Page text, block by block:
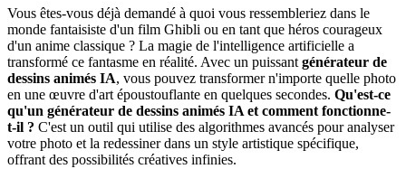
Vous êtes-vous déjà demandé à quoi vous ressembleriez dans le
monde fantaisiste d'un film Ghibli ou en tant que héros courageux
d'un anime classique ? La magie de l'intelligence artificielle a
transformé ce fantasme en réalité. Avec un puissantgénérateur de
dessins animés IA, vous pouvez transformer n'importe quelle photo
en une œuvre d'art époustouflante en quelques secondes. Qu'est-ce
qu'un générateur de dessins animés IA et comment fonctionne-
t-il ? C'est un outil qui utilise des algorithmes avancés pour analyser
votre photo et la redessiner dans un style artistique spécifique,
offrant des possibilités créatives infinies.